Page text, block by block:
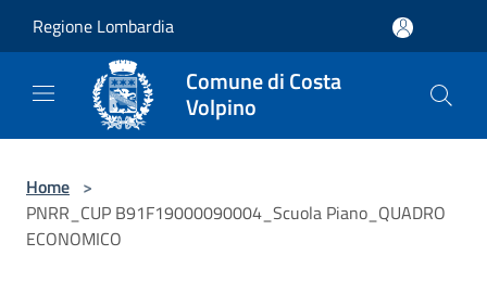
Regione Lombardia
Comune di Costa
Volpino
Home >
PNRR_CUP B91F19000090004_Scuola Piano_QUADRO
ECONOMICO